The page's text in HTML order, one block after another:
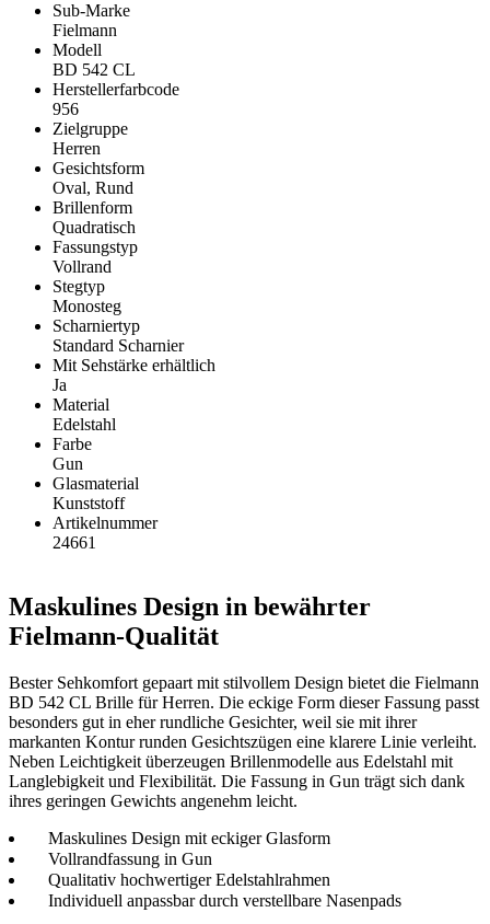
Sub-Marke
Fielmann
Modell
BD 542 CL
Herstellerfarbcode
956
Zielgruppe
Herren
Gesichtsform
Oval, Rund
Brillenform
Quadratisch
Fassungstyp
Vollrand
Stegtyp
Monosteg
Scharniertyp
Standard Scharnier
Mit Sehstärke erhältlich
Ja
Material
Edelstahl
Farbe
Gun
Glasmaterial
Kunststoff
Artikelnummer
24661
Maskulines Design in bewährter
Fielmann-Qualität
Bester Sehkomfort gepaart mit stilvollem Design bietet die Fielmann
BD 542 CL Brille für Herren. Die eckige Form dieser Fassung passt
besonders gut in eher rundliche Gesichter, weil sie mit ihrer
markanten Kontur runden Gesichtszügen eine klarere Linie verleiht.
Neben Leichtigkeit überzeugen Brillenmodelle aus Edelstahl mit
Langlebigkeit und Flexibilität. Die Fassung in Gun trägt sich dank
ihres geringen Gewichts angenehm leicht.
Maskulines Design mit eckiger Glasform
Vollrandfassung in Gun
Qualitativ hochwertiger Edelstahlrahmen
Individuell anpassbar durch verstellbare Nasenpads